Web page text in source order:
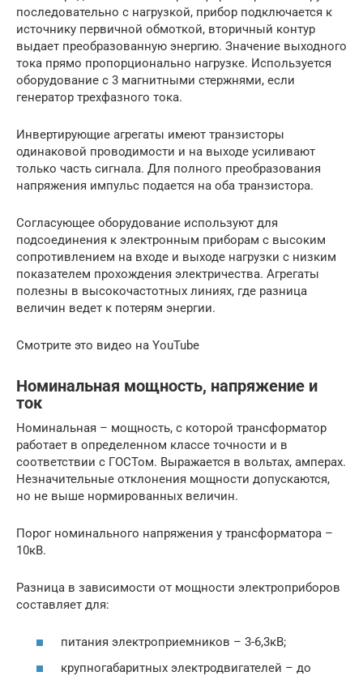
последовательно с нагрузкой, прибор подключается к
источнику первичной обмоткой, вторичный контур
выдает преобразованную энергию. Значение выходного
тока прямо пропорционально нагрузке. Используется
оборудование с 3 магнитными стержнями, если
генератор трехфазного тока.
Инвертирующие агрегаты имеют транзисторы
одинаковой проводимости и на выходе усиливают
только часть сигнала. Для полного преобразования
напряжения импульс подается на оба транзистора.
Согласующее оборудование используют для
подсоединения к электронным приборам с высоким
сопротивлением на входе и выходе нагрузки с низким
показателем прохождения электричества. Агрегаты
полезны в высокочастотных линиях, где разница
величин ведет к потерям энергии.
Смотрите это видео на YouTube
Номинальная мощность, напряжение и
ток
Номинальная – мощность, с которой трансформатор
работает в определенном классе точности и в
соответствии с ГОСТом. Выражается в вольтах, амперах.
Незначительные отклонения мощности допускаются,
но не выше нормированных величин.
Порог номинального напряжения у трансформатора –
10кВ.
Разница в зависимости от мощности электроприборов
составляет для:
питания электроприемников – 3-6,3кВ;
крупногабаритных электродвигателей – до